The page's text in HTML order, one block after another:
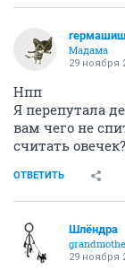
Мадама
29 ноября
Нпп
Я перепутала
вам чего не
считать
ОТВЕТИТЬ
Шлёндра
29 ноября